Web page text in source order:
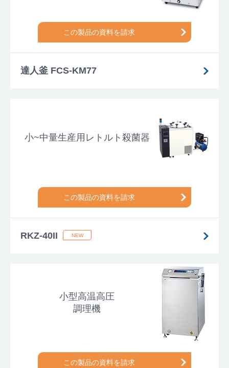
この製品の資料を請求
達人釜 FCS-KM77
小~中量生産用レトルト殺菌器
この製品の資料を請求
RKZ-40II
小型高温高圧
調理機
この製品の資料を請求